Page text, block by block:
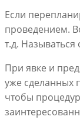
Если
проведением.
т.д.
При явке и
уже сделанных
чтобы